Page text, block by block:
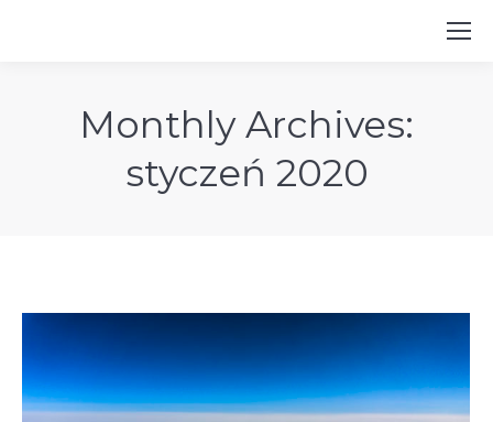
Monthly Archives:
styczeń 2020